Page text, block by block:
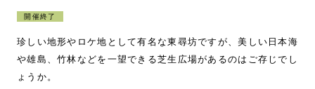
開催終了
珍しい地形やロケ地として有名な東尋坊ですが、美しい日本海
や雄島、竹林などを一望できる芝生広場があるのはご存じでし
ょうか。